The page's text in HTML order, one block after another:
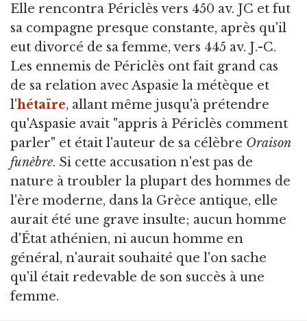
Elle rencontra Périclès vers 450 av. JC et fut
sa compagne presque constante, après qu'il
eut divorcé de sa femme, vers 445 av. J.-C.
Les ennemis de Périclès ont fait grand cas
de sa relation avec Aspasie la métèque et
l'hétaïre, allant même jusqu'à prétendre
qu'Aspasie avait "appris à Périclès comment
parler" et était l'auteur de sa célèbre Oraison
funèbre. Si cette accusation n'est pas de
nature à troubler la plupart des hommes de
l'ère moderne, dans la Grèce antique, elle
aurait été une grave insulte; aucun homme
d'État athénien, ni aucun homme en
général, n'aurait souhaité que l'on sache
qu'il était redevable de son succès à une
femme.